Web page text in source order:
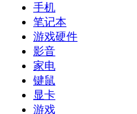
手机
笔记本
游戏硬件
影音
家电
键鼠
显卡
游戏